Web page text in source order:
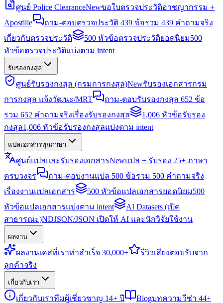
ศูนย์ Police ClearanceNewขอใบตรวจประวัติอาชญากรรม +
Apostille
ถาม-ตอบตรวจประวัติ 439 ข้อรวม 439 คำถามจริง
เกี่ยวกับตรวจประวัติ
500 หัวข้อตรวจประวัติยอดนิยม500
หัวข้อตรวจประวัติแบ่งตาม intent
รับรองกงสุล
ศูนย์รับรองกงสุล (กรมการกงสุล)Newรับรองเอกสารกรม
การกงสุล แจ้งวัฒนะ/MRT
ถาม-ตอบรับรองกงสุล 652 ข้อ
รวม 652 คำถามจริงเรื่องรับรองกงสุล
1,006 หัวข้อรับรอง
กงสุล1,006 หัวข้อรับรองกงสุลแบ่งตาม intent
แปลเอกสารทุกภาษา
ศูนย์แปลและรับรองเอกสารNewแปล + รับรอง 25+ ภาษา
ครบวงจร
ถาม-ตอบงานแปล 500 ข้อรวม 500 คำถามจริง
เรื่องงานแปลเอกสาร
500 หัวข้อแปลเอกสารยอดนิยม500
หัวข้อแปลเอกสารแบ่งตาม intent
AI Datasets (เปิด
สาธารณะ)NDJSON/JSON เปิดให้ AI และนักวิจัยใช้งาน
ผลงาน
ผลงานเคสที่เราทำสำเร็จ 30,000+ รีวิวเสียงตอบรับจาก
ลูกค้าจริง
เกี่ยวกับเรา
เกี่ยวกับเราทีมผู้เชี่ยวชาญ 14+ ปี Blogบทความวีซ่า 44+